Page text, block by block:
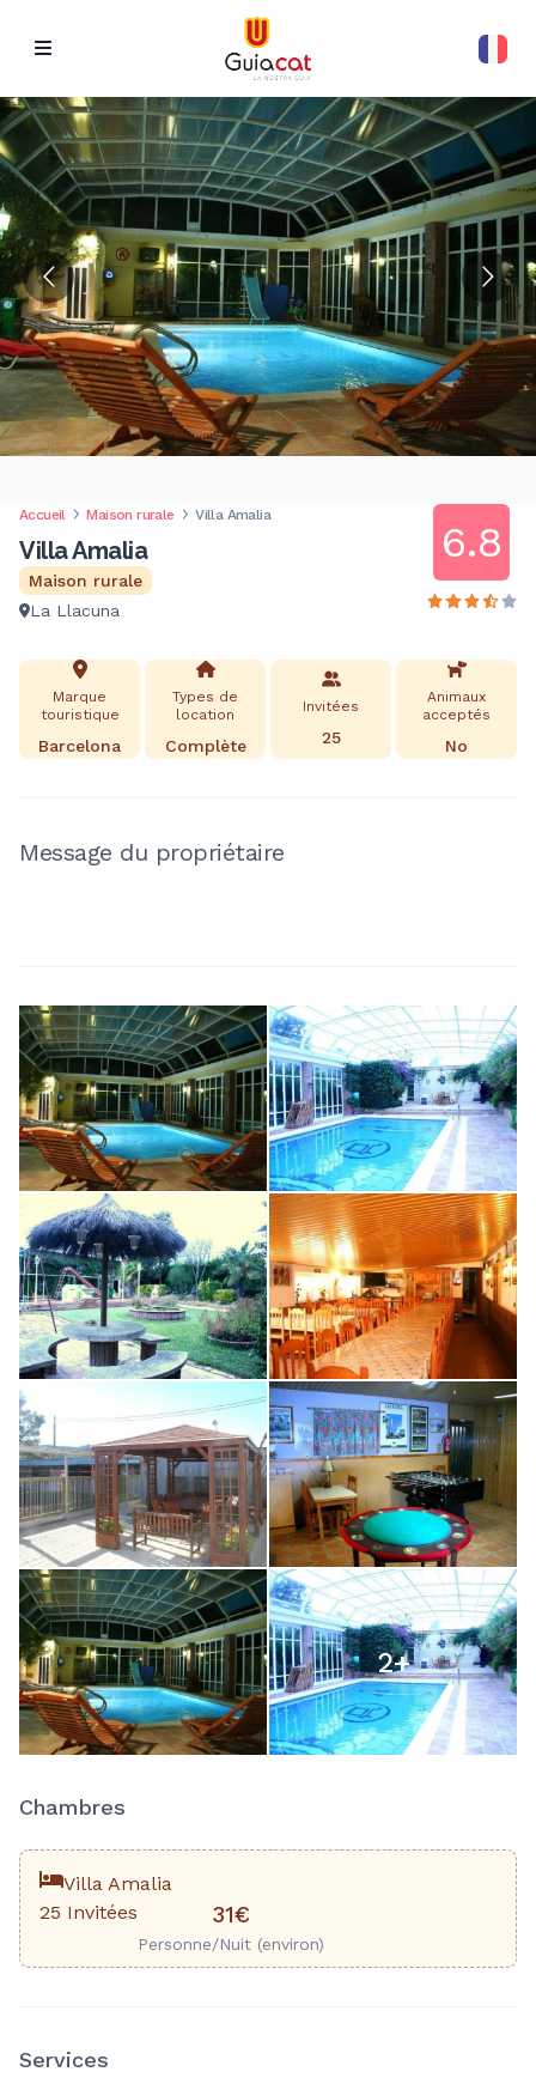
Accueil Maison rurale Villa Amalia
Villa Amalia
Maison rurale
La Llacuna
6.8
Marque
touristique
Barcelona
Types de
location
Complète
Invitées
25
Animaux
acceptés
No
Message du propriétaire
2+
Chambres
Villa Amalia
25 Invitées
31€
Personne/Nuit (environ)
Services